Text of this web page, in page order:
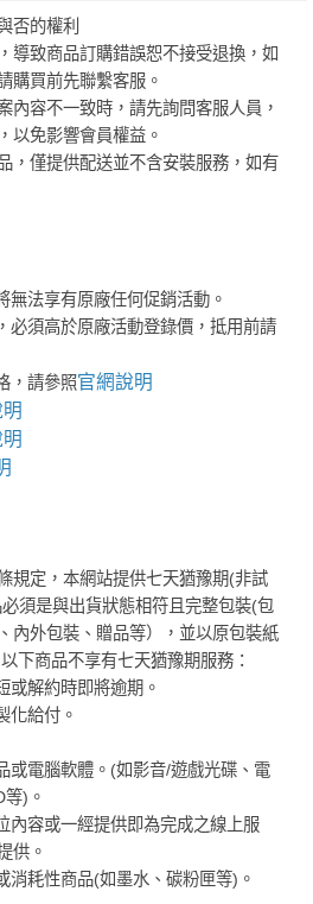
否的權利
導致商品訂購錯誤恕不接受退換，如
購買前先聯繫客服。
內容不一致時，請先詢問客服人員，
以免影響會員權益。
，僅提供配送並不含安裝服務，如有
無法享有原廠任何促銷活動。
必須高於原廠活動登錄價，抵用前請
，請參照官網說明
規定，本網站提供七天猶豫期(非試
須是與出貨狀態相符且完整包裝(包
內外包裝、贈品等），並以原包裝紙
下商品不享有七天猶豫期服務：
或解約時即將逾期。
化給付。
或電腦軟體。(如影音/遊戲光碟、電
)。
內容或一經提供即為完成之線上服
供。
消耗性商品(如墨水、碳粉匣等)。